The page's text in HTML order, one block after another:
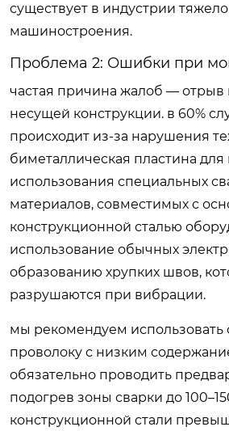
существует в индустрии
машиностроения.
Проблема 2: Ошибки при
частая причина жалоб — отрыв
несущей конструкции. в 60%
происходит из-за нарушения
биметаллическая пластина для
использования специальных
материалов, совместимых с
конструкционной сталью
использование обычных
образованию хрупких швов,
разрушаются при вибрации.
мы рекомендуем использовать
проволоку с низким
обязательно проводить
подогрев зоны сварки до
конструкционной стали